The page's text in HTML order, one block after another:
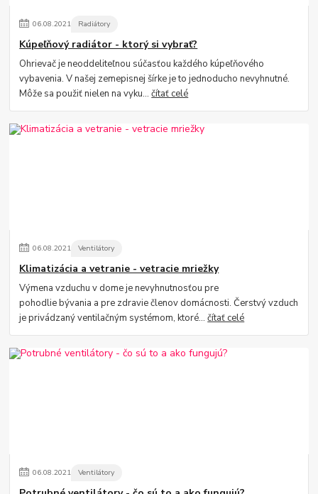
06.08.2021 Radiátory
Kúpeľňový radiátor - ktorý si vybrať?
Ohrievač je neoddeliteľnou súčasťou každého kúpeľňového
vybavenia. V našej zemepisnej šírke je to jednoducho nevyhnutné.
Môže sa použiť nielen na vyku...čítať celé
06.08.2021 Ventilátory
Klimatizácia a vetranie - vetracie mriežky
Výmena vzduchu v dome je nevyhnutnosťou pre
pohodlie bývania a pre zdravie členov domácnosti. Čerstvý vzduch
je privádzaný ventilačným systémom, ktoré...čítať celé
06.08.2021 Ventilátory